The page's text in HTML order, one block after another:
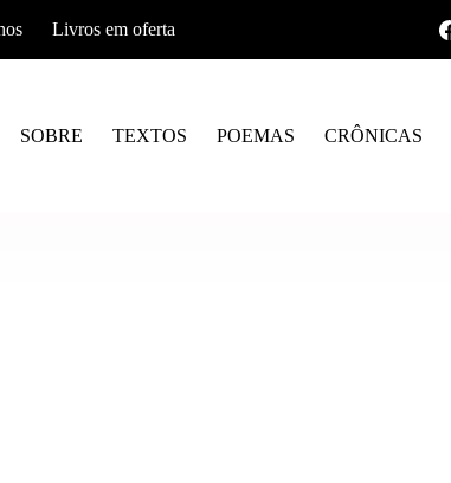
Livros em oferta
SOBRE TEXTOS POEMAS CRÔNICAS